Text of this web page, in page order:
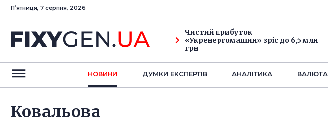
Пʼятниця, 7 серпня, 2026
Чистий прибуток
«Укренергомашин» зріс до 6,5 млн
грн
НОВИНИ ДУМКИ ЕКСПЕРТIВ АНАЛIТИКА ВАЛЮТА
Ковальова